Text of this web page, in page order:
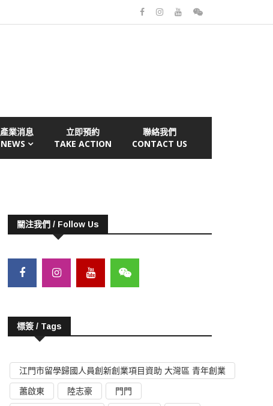
產業消息
NEWS
立即預約
TAKE ACTION
聯絡我們
CONTACT US
關注我們 / Follow Us
標簽 / Tags
江門市留學歸國人員創新創業項目資助 大灣區 青年創業
蕭啟東
陸志豪
門門